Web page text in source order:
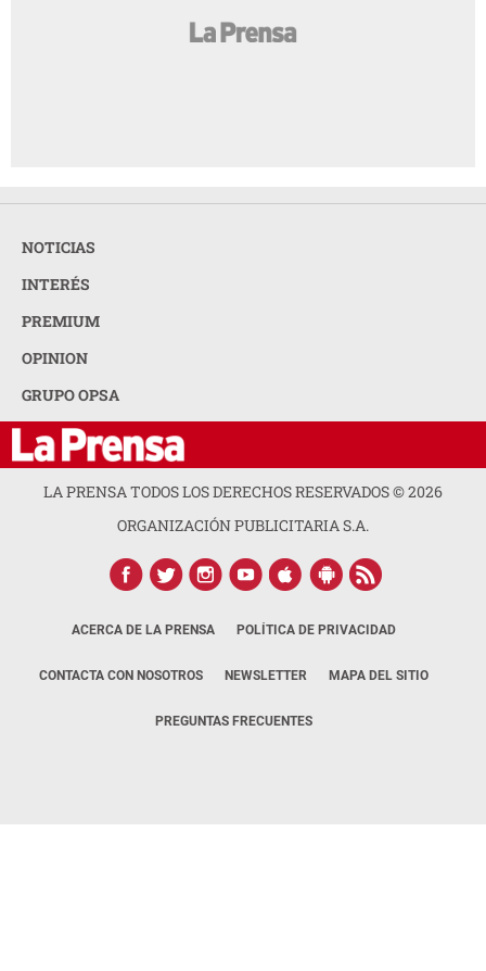
NOTICIAS
INTERÉS
PREMIUM
OPINION
GRUPO OPSA
LA PRENSA TODOS LOS DERECHOS RESERVADOS ©2026
ORGANIZACIÓN PUBLICITARIA S.A.
ACERCA DE LA PRENSA POLÍTICA DE PRIVACIDAD
CONTACTA CON NOSOTROS NEWSLETTER MAPA DEL SITIO
PREGUNTAS FRECUENTES